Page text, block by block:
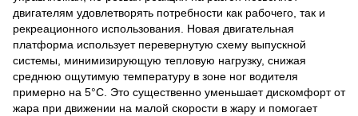
двигателям удовлетворять потребности как рабочего, так и
рекреационного использования. Новая двигательная
платформа использует перевернутую схему выпускной
системы, минимизирующую тепловую нагрузку, снижая
среднюю ощутимую температуру в зоне ног водителя
примерно на 5°C. Это существенно уменьшает дискомфорт от
жара при движении на малой скорости в жару и помогает